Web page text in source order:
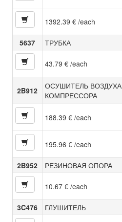
1392.39 € /each
5637 ТРУБКА
43.79 € /each
2B912
ОСУШИТЕЛЬ ВОЗДУХА
КОМПРЕССОРА
188.39 € /each
195.96 € /each
2B952 РЕЗИНОВАЯ ОПОРА
10.67 € /each
3C476 ГЛУШИТЕЛЬ